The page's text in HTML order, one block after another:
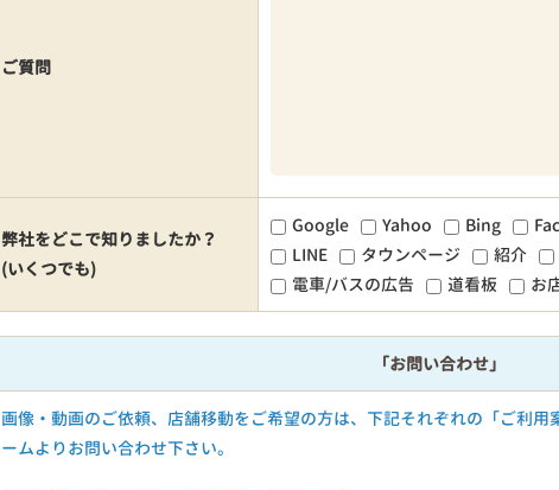
ご質問
弊社をどこで知りましたか？
(いくつでも)
Google Yahoo Bing
LINE
タウンページ 紹介
電車/バスの広告
道看板 お
「お問い合わせ」
画像・動画のご依頼、店舗移動をご希望の方は、下記それぞれの「ご利
ームよりお問い合わせ下さい。